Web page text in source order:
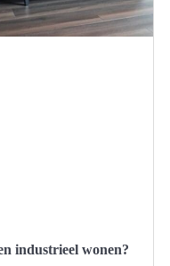
industrieel wonen?